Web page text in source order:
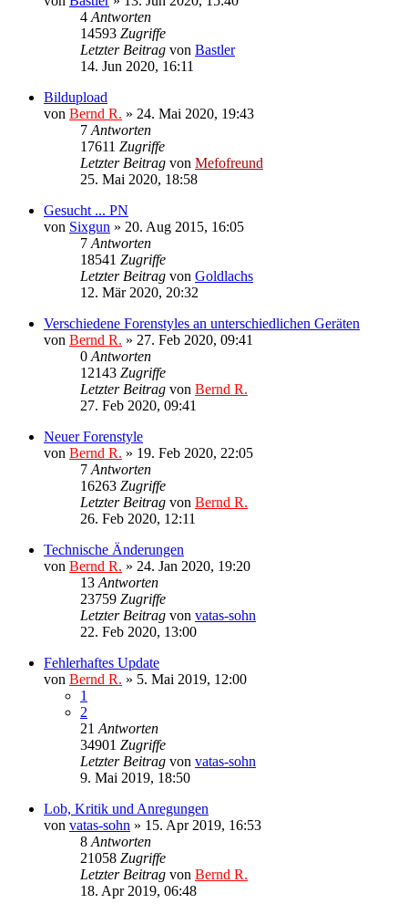
4 Antworten
14593 Zugriffe
Letzter Beitrag von Bastler
14. Jun 2020, 16:11
Bildupload
von Bernd R. » 24. Mai 2020, 19:43
7 Antworten
17611 Zugriffe
Letzter Beitrag von Mefofreund
25. Mai 2020, 18:58
Gesucht ... PN
von Sixgun » 20. Aug 2015, 16:05
7 Antworten
18541 Zugriffe
Letzter Beitrag von Goldlachs
12. Mär 2020, 20:32
Verschiedene Forenstyles an unterschiedlichen Geräten
von Bernd R. » 27. Feb 2020, 09:41
0 Antworten
12143 Zugriffe
Letzter Beitrag von Bernd R.
27. Feb 2020, 09:41
Neuer Forenstyle
von Bernd R. » 19. Feb 2020, 22:05
7 Antworten
16263 Zugriffe
Letzter Beitrag von Bernd R.
26. Feb 2020, 12:11
Technische Änderungen
von Bernd R. » 24. Jan 2020, 19:20
13 Antworten
23759 Zugriffe
Letzter Beitrag von vatas-sohn
22. Feb 2020, 13:00
Fehlerhaftes Update
von Bernd R. » 5. Mai 2019, 12:00
1
2
21 Antworten
34901 Zugriffe
Letzter Beitrag von vatas-sohn
9. Mai 2019, 18:50
Lob, Kritik und Anregungen
von vatas-sohn » 15. Apr 2019, 16:53
8 Antworten
21058 Zugriffe
Letzter Beitrag von Bernd R.
18. Apr 2019, 06:48